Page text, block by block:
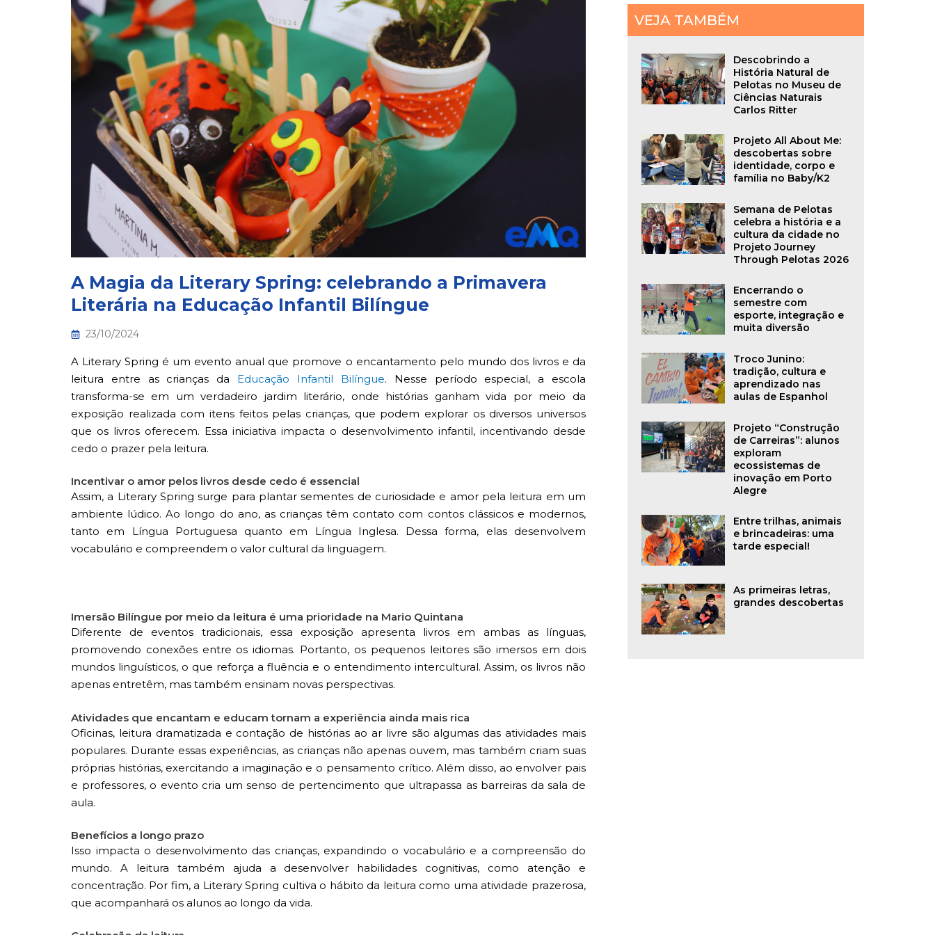
A Magia da Literary Spring: celebrando a Primavera
Literária na Educação Infantil Bilíngue
23/10/2024
A Literary Spring é um evento anual que promove o encantamento pelo mundo dos livros e da
leitura entre as crianças da Educação Infantil Bilíngue. Nesse período especial, a escola
transforma-se em um verdadeiro jardim literário, onde histórias ganham vida por meio da
exposição realizada com itens feitos pelas crianças, que podem explorar os diversos universos
que os livros oferecem. Essa iniciativa impacta o desenvolvimento infantil, incentivando desde
cedo o prazer pela leitura.
Incentivar o amor pelos livros desde cedo é essencial
Assim, a Literary Spring surge para plantar sementes de curiosidade e amor pela leitura em um
ambiente lúdico. Ao longo do ano, as crianças têm contato com contos clássicos e modernos,
tanto em Língua Portuguesa quanto em Língua Inglesa. Dessa forma, elas desenvolvem
vocabulário e compreendem o valor cultural da linguagem.
Imersão Bilíngue por meio da leitura é uma prioridade na Mario Quintana
Diferente de eventos tradicionais, essa exposição apresenta livros em ambas as línguas,
promovendo conexões entre os idiomas. Portanto, os pequenos leitores são imersos em dois
mundos linguísticos, o que reforça a fluência e o entendimento intercultural. Assim, os livros não
apenas entretêm, mas também ensinam novas perspectivas.
Atividades que encantam e educam tornam a experiência ainda mais rica
Oficinas, leitura dramatizada e contação de histórias ao ar livre são algumas das atividades mais
populares. Durante essas experiências, as crianças não apenas ouvem, mas também criam suas
próprias histórias, exercitando a imaginação e o pensamento crítico. Além disso, ao envolver pais
e professores, o evento cria um senso de pertencimento que ultrapassa as barreiras da sala de
aula.
Benefícios a longo prazo
Isso impacta o desenvolvimento das crianças, expandindo o vocabulário e a compreensão do
mundo. A leitura também ajuda a desenvolver habilidades cognitivas, como atenção e
concentração. Por fim, a Literary Spring cultiva o hábito da leitura como uma atividade prazerosa,
que acompanhará os alunos ao longo da vida.
VEJA TAMBÉM
Descobrindo a
História Natural de
Pelotas no Museu de
Ciências Naturais
Carlos Ritter
Projeto All About Me:
descobertas sobre
identidade, corpo e
família no Baby/K2
Semana de Pelotas
celebra a história e a
cultura da cidade no
Projeto Journey
Through Pelotas 2026
Encerrando o
semestre com
esporte, integração e
muita diversão
Troco Junino:
tradição, cultura e
aprendizado nas
aulas de Espanhol
Projeto “Construção
de Carreiras”: alunos
exploram
ecossistemas de
inovação em Porto
Alegre
Entre trilhas, animais
e brincadeiras: uma
tarde especial!
As primeiras letras,
grandes descobertas